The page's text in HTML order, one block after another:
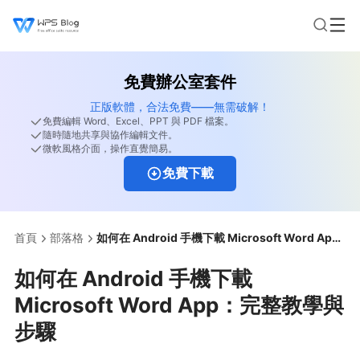
免費辦公室套件
正版軟體，合法免費——無需破解！
免費編輯 Word、Excel、PPT 與 PDF 檔案。
隨時隨地共享與協作編輯文件。
微軟風格介面，操作直覺簡易。
免費下載
首頁 部落格 如何在 Android 手機下載 Microsoft Word App：完整教學與步驟
如何在 Android 手機下載
Microsoft Word App：完整教學與
步驟